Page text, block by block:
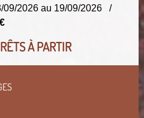
09/2026 au 19/09/2026 /
À PARTIR